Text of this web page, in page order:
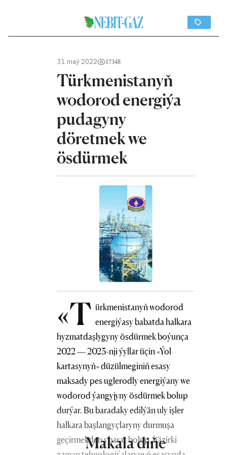
31 maý 2022 17348
Türkmenistanyň
wodorod energiýa
pudagyny
döretmek we
ösdürmek
«T ürkmenistanyň wodorod
energiýasy babatda halkara
hyzmatdaşlygyny ösdürmek boýunça
2022 — 2023-nji ýyllar üçin «Ýol
kartasynyň» düzülmeginiň esasy
maksady pes uglerodly energiýany we
wodorod ýangyjyny ösdürmek bolup
durýar. Bu baradaky edilýän uly işler
halkara başlangyçlaryny durmuşa
geçirmekden ybarat bolup, häzirki
Makala diňe